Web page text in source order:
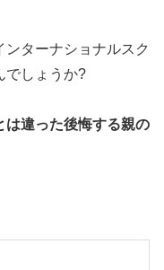
ターナショナルスク
でしょうか?
は違った後悔する親の